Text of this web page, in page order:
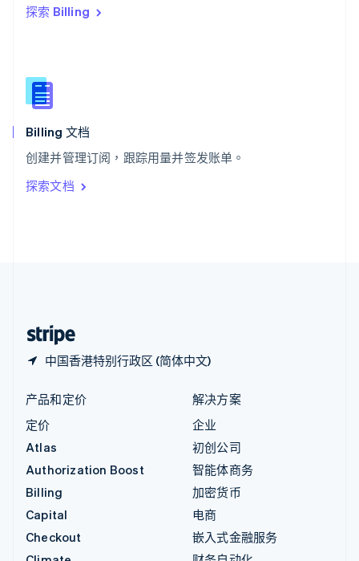
探索 Billing
Billing 文档
创建并管理订阅，跟踪用量并签发账单。
探索文档
中国香港特别行政区 (简体中文)
西班牙
新西兰
English
匈牙利
English
ItalianoEnglish
印度
English
产品和定价
定价
Atlas
Authorization Boost
Billing
Capital
Checkout
解决方案
企业
初创公司
智能体商务
加密货币
电商
嵌入式金融服务